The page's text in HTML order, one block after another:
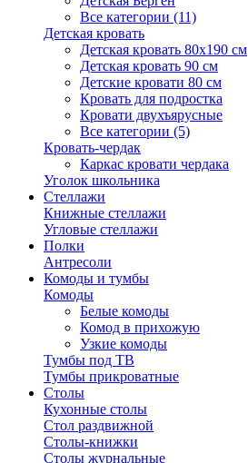
Все категории (11)
Детская кровать
Детская кровать 80х190 см
Детская кровать 90 см
Детские кровати 80 см
Кровать для подростка
Кровати двухъярусные
Все категории (5)
Кровать-чердак
Каркас кровати чердака
Уголок школьника
Стеллажи
Книжные стеллажи
Угловые стеллажи
Полки
Антресоли
Комоды и тумбы
Комоды
Белые комоды
Комод в прихожую
Узкие комоды
Тумбы под ТВ
Тумбы прикроватные
Столы
Кухонные столы
Стол раздвижной
Столы-книжки
Столы журнальные